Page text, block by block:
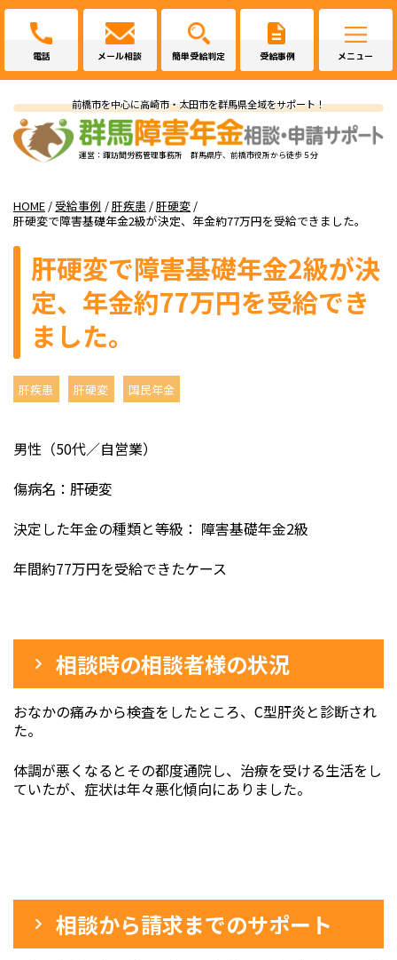
電話 メール相談 簡単受給判定 受給事例 メニュー
前橋市を中心に高崎市・太田市を群馬県全域をサポート！
運営：諏訪間労務管理事務所 群馬県庁、前橋市役所から徒歩５分
HOME / 受給事例 /肝疾患 /肝硬変 /
肝硬変で障害基礎年金2級が決定、年金約77万円を受給できました。
肝硬変で障害基礎年金2級が決
定、年金約77万円を受給でき
ました。
肝疾患 肝硬変 国民年金
男性（50代／自営業）
傷病名：肝硬変
決定した年金の種類と等級： 障害基礎年金2級
年間約77万円を受給できたケース
相談時の相談者様の状況
おなかの痛みから検査をしたところ、C型肝炎と診断され
た。
体調が悪くなるとその都度通院し、治療を受ける生活をし
ていたが、症状は年々悪化傾向にありました。
相談から請求までのサポート